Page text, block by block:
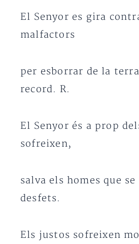
El Senyor es gira
malfactors
per esborrar de la
record. R.
El Senyor és a prop
sofreixen,
salva els homes que
desfets.
Els justos sofreixen